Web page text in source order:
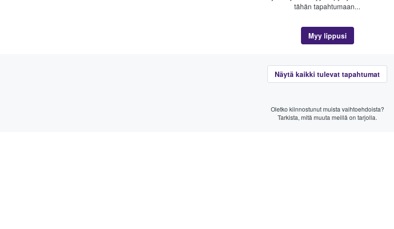
tähän tapahtumaan...
Myy lippusi
Näytä kaikki tulevat tapahtumat
Oletko kiinnostunut muista vaihtoehdoista?
Tarkista, mitä muuta meillä on tarjolla.